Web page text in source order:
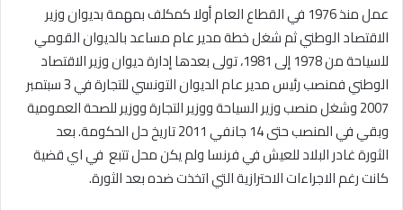
عمل منذ 1976 في القطاع العام أولا كمكلف بمهمة بديوان وزير
الاقتصاد الوطني ثم شغل خطة مدير عام مساعد بالديوان القومي
للسياحة من 1978 إلى 1981، تولى بعدها إدارة ديوان وزير الاقتصاد
الوطني فمنصب رئيس مدير عام الديوان التونسي للتجارة في 3 سبتمبر
2007 وشغل منصب وزير السياحة ووزير التجارة ووزير للصحة العمومية
وبقي في المنصب حتى 14 جانفي 2011 تاريخ حل الحكومة. بعد
الثورة غادر البلاد للعيش في فرنسا ولم يكن محل تتبع في اي قضية
كانت رغم الاجراءات الاحترازية التي اتخذت ضده بعد الثورة.